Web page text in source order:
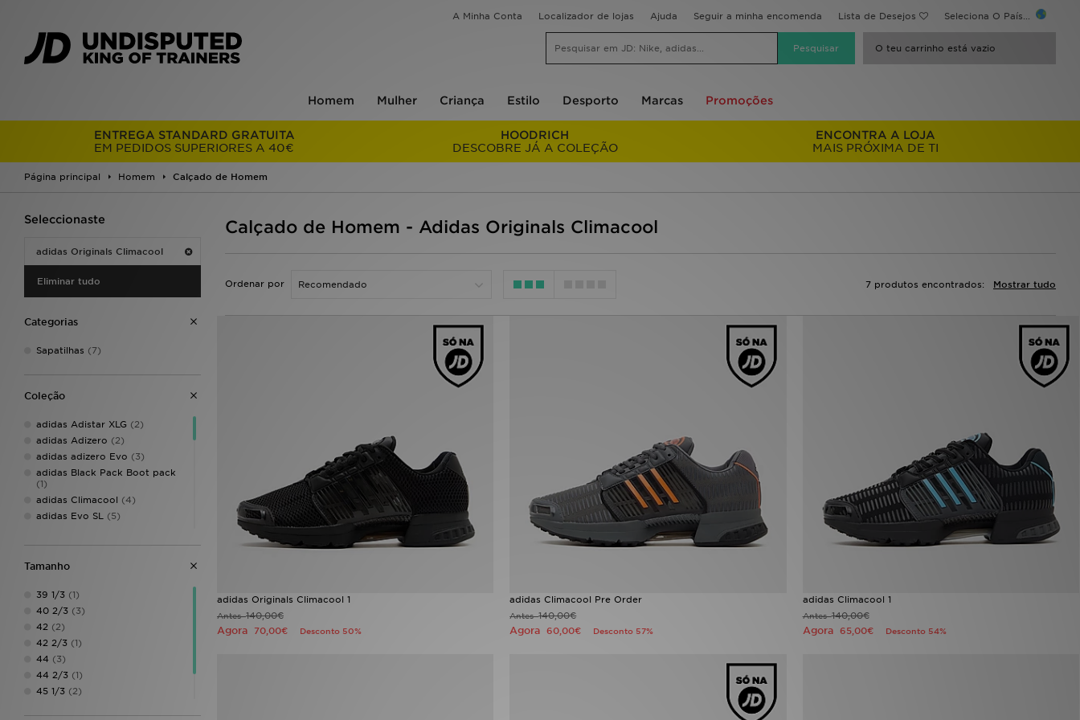
A Minha Conta Localizador de lojas Ajuda Seguir a minha encomenda Lista de Desejos Seleciona O País...
O teu carrinho está vazio
Homem Mulher Criança Estilo Desporto Marcas Promoções
ENTREGA STANDARD GRATUITA
EM PEDIDOS SUPERIORES A 40€
HOODRICH
DESCOBRE JÁ A COLEÇÃO
ENCONTRA A LOJA
MAIS PRÓXIMA DE TI
Página principal Homem Calçado de Homem
Seleccionaste
adidas Originals Climacool
Eliminar tudo
Categorias
Sapatilhas (7)
Coleção
adidas Adistar XLG (2)
adidas Adizero (2)
adidas adizero Evo (3)
adidas Black Pack Boot pack
(1)
adidas Climacool (4)
adidas Evo SL (5)
adidas Hyperboost Euphoria
adidas Originals
adidas Originals Adilette
adidas Originals Adistar
adidas Originals Campus
adidas Originals Campus 00s
adidas Originals Climacool
adidas Originals G.S Court
adidas Originals Gazelle(4)
Tamanho
39 1/3 (1)
40 2/3 (3)
42 (2)
42 2/3 (1)
44 (3)
44 2/3 (1)
45 1/3 (2)
Calçado de Homem - Adidas Originals Climacool
Ordenar por Mostrar tudo
7 produtos encontrados:
adidas Originals Climacool 1
Antes140,00€
Agora 70,00€ Desconto 50%
adidas Climacool Pre Order
Antes140,00€
Agora60,00€ Desconto 57%
adidas Climacool 1
Antes140,00€
Agora 65,00€ Desconto 54%